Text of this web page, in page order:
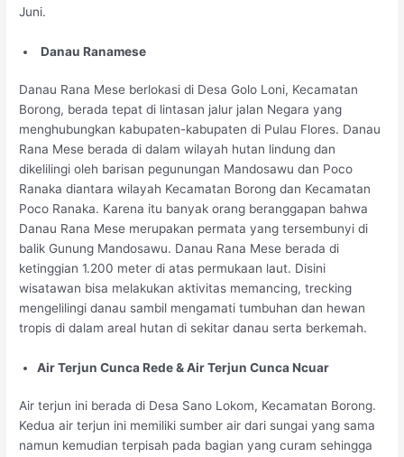
Juni.
Danau Ranamese
Danau Rana Mese berlokasi di Desa Golo Loni, Kecamatan
Borong, berada tepat di lintasan jalur jalan Negara yang
menghubungkan kabupaten-kabupaten di Pulau Flores. Danau
Rana Mese berada di dalam wilayah hutan lindung dan
dikelilingi oleh barisan pegunungan Mandosawu dan Poco
Ranaka diantara wilayah Kecamatan Borong dan Kecamatan
Poco Ranaka. Karena itu banyak orang beranggapan bahwa
Danau Rana Mese merupakan permata yang tersembunyi di
balik Gunung Mandosawu. Danau Rana Mese berada di
ketinggian 1.200 meter di atas permukaan laut. Disini
wisatawan bisa melakukan aktivitas memancing, trecking
mengelilingi danau sambil mengamati tumbuhan dan hewan
tropis di dalam areal hutan di sekitar danau serta berkemah.
Air Terjun Cunca Rede & Air Terjun Cunca Ncuar
Air terjun ini berada di Desa Sano Lokom, Kecamatan Borong.
Kedua air terjun ini memiliki sumber air dari sungai yang sama
namun kemudian terpisah pada bagian yang curam sehingga